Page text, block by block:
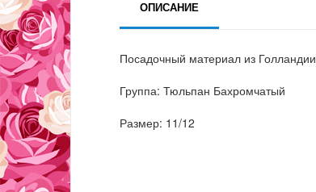
ОПИСАНИЕ
Посадочный материал из Голландии
Группа: Тюльпан Бахромчатый
Размер: 11/12